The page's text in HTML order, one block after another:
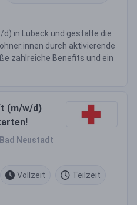
in Lübeck und gestalte die
durch aktivierende
zahlreiche Benefits und ein
(m/w/d)
Neustadt
Vollzeit Teilzeit